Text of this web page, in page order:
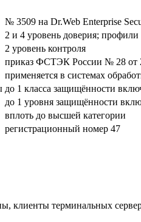
№ 3509 на Dr.Web Enterprise
2 и 4 уровень доверия;
2 уровень контроля
приказ ФСТЭК России № 28 от
применяется в системах
до 1 класса защищённости
до 1 уровня защищённости
вплоть до высшей категории
регистрационный номер 47
клиенты терминальных